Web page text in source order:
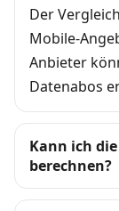
Der
Mobile-
Anbieter
Datenabos
Kann ich
berechnen?